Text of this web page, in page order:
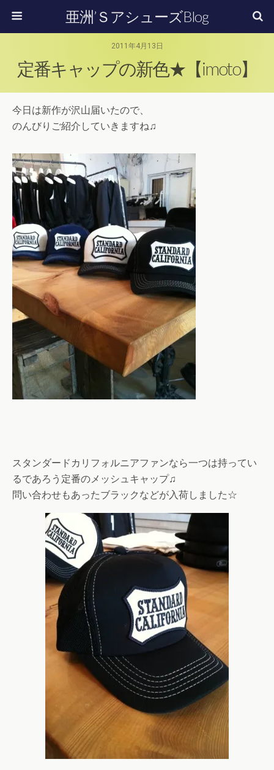
亜洲’ＳアシューズBlog
2011年4月13日
定番キャップの新色★【imoto】
今日は新作が沢山届いたので、
のんびりご紹介していきますね♫
スタンダードカリフォルニアファンなら一つは持ってい
るであろう定番のメッシュキャップ♫
問い合わせもあったブラックなどが入荷しました☆